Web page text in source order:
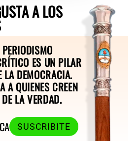
A LOS
ES UN PILAR
LA DEMOCRACIA.
A QUIENES CREEN
LA VERDAD.
SUSCRIBITE